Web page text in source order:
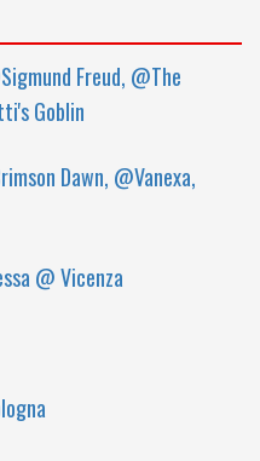
Freud, @The
Goblin
Dawn, @Vanexa,
@ Vicenza